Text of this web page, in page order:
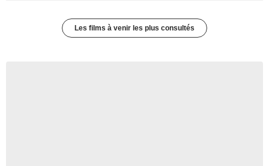
Les films à venir les plus consultés